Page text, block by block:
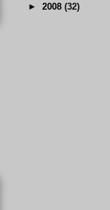
► 2008 (32)